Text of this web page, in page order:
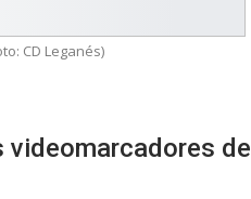
CD Leganés)
del